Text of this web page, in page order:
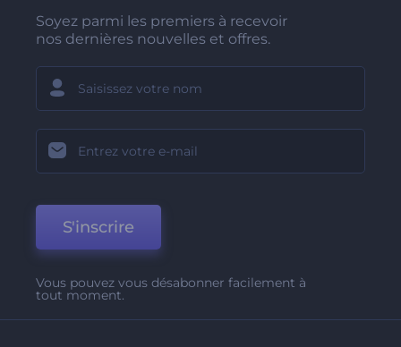
Soyez parmi les premiers à recevoir
nos dernières nouvelles et offres.
S'inscrire
Vous pouvez vous désabonner facilement à
tout moment.